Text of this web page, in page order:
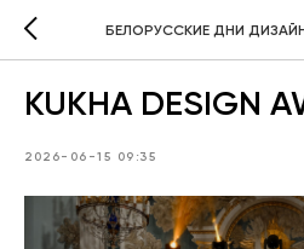
БЕЛОРУССКИЕ ДНИ
KUKHA DESIGN
2026-06-15 09:35